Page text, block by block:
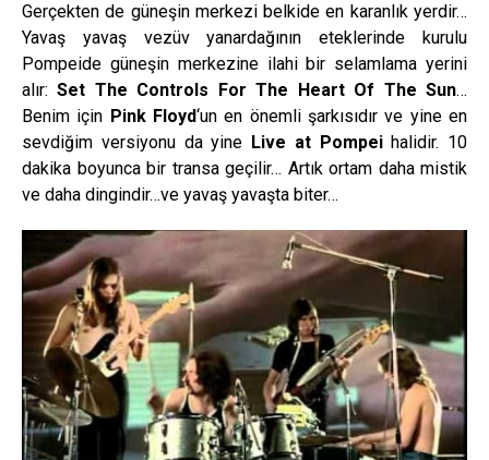
Gerçekten de güneşin merkezi belkide en karanlık yerdir…
Yavaş yavaş vezüv yanardağının eteklerinde kurulu
Pompeide güneşin merkezine ilahi bir selamlama yerini
alır:Set The Controls For The Heart Of The Sun…
Benim için Pink Floyd‘un en önemli şarkısıdır ve yine en
sevdiğim versiyonu da yine Live at Pompeihalidir. 10
dakika boyunca bir transa geçilir… Artık ortam daha mistik
ve daha dingindir…ve yavaş yavaşta biter…